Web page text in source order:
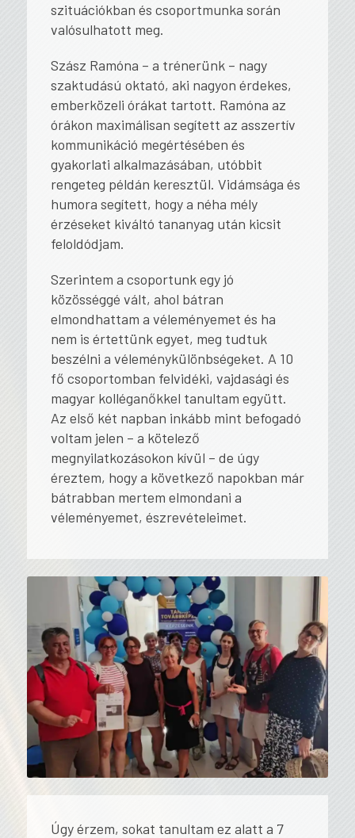
szituációkban és csoportmunka során
valósulhatott meg.
Szász Ramóna – a trénerünk – nagy
szaktudású oktató, aki nagyon érdekes,
emberközeli órákat tartott. Ramóna az
órákon maximálisan segített az asszertív
kommunikáció megértésében és
gyakorlati alkalmazásában, utóbbit
rengeteg példán keresztül. Vidámsága és
humora segített, hogy a néha mély
érzéseket kiváltó tananyag után kicsit
feloldódjam.
Szerintem a csoportunk egy jó
közösséggé vált, ahol bátran
elmondhattam a véleményemet és ha
nem is értettünk egyet, meg tudtuk
beszélni a véleménykülönbségeket. A 10
fő csoportomban felvidéki, vajdasági és
magyar kolléganőkkel tanultam együtt.
Az első két napban inkább mint befogadó
voltam jelen – a kötelező
megnyilatkozásokon kívül – de úgy
éreztem, hogy a következő napokban már
bátrabban mertem elmondani a
véleményemet, észrevételeimet.
Úgy érzem, sokat tanultam ez alatt a 7